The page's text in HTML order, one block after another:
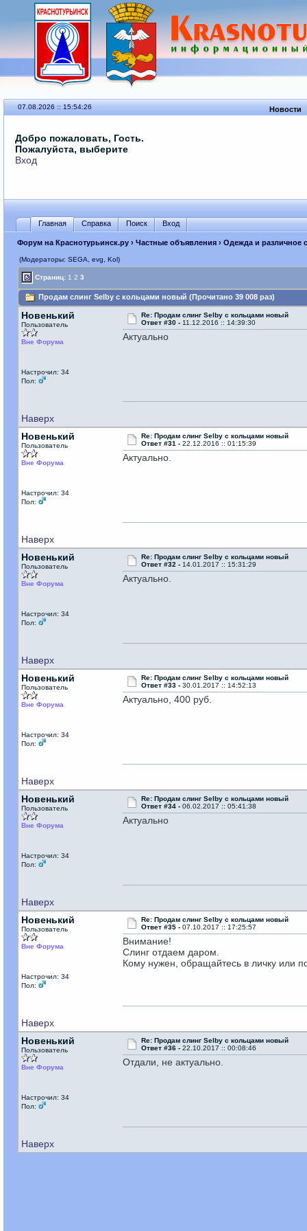
07.08.2026 :: 15:54:26 Новости
Добро пожаловать, Гость.
Пожалуйста, выберите
Вход
Главная Справка Поиск Вход
Форум на Краснотурьинск.ру› Частные объявления› Одежда и различное
(Модераторы: SEGА, evg, Kol)
Страниц: 1 2 3
Продам слинг Selby с кольцами новый (Прочитано 39 008 раз)
Новенький
Пользователь
Вне Форума
Настрочил: 34
Пол:
Re: Продам слинг Selby с кольцами новый
Ответ #30 - 11.12.2016 :: 14:39:30
Актуально
Наверх
Новенький
Пользователь
Вне Форума
Настрочил: 34
Пол:
Re: Продам слинг Selby с кольцами новый
Ответ #31 - 22.12.2016 :: 01:15:39
Актуально.
Наверх
Новенький
Пользователь
Вне Форума
Настрочил: 34
Пол:
Re: Продам слинг Selby с кольцами новый
Ответ #32 - 14.01.2017 :: 15:31:29
Актуально.
Наверх
Новенький
Пользователь
Вне Форума
Настрочил: 34
Пол:
Re: Продам слинг Selby с кольцами новый
Ответ #33 - 30.01.2017 :: 14:52:13
Актуально, 400 руб.
Наверх
Новенький
Пользователь
Вне Форума
Настрочил: 34
Пол:
Re: Продам слинг Selby с кольцами новый
Ответ #34 - 06.02.2017 :: 05:41:38
Актуально
Наверх
Новенький
Пользователь
Вне Форума
Настрочил: 34
Пол:
Re: Продам слинг Selby с кольцами новый
Ответ #35 - 07.10.2017 :: 17:25:57
Внимание!
Слинг отдаем даром.
Кому нужен, обращайтесь в личку или
Наверх
Новенький
Пользователь
Вне Форума
Настрочил: 34
Пол:
Re: Продам слинг Selby с кольцами новый
Ответ #36 - 22.10.2017 :: 00:08:46
Отдали, не актуально.
Наверх